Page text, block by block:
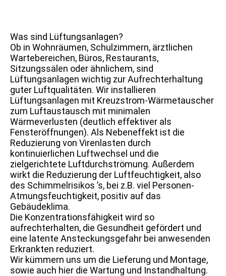
Was sind Lüftungsanlagen?
Ob in Wohnräumen, Schulzimmern, ärztlichen
Wartebereichen, Büros, Restaurants,
Sitzungssälen oder ähnlichem, sind
Lüftungsanlagen wichtig zur Aufrechterhaltung
guter Luftqualitäten. Wir installieren
Lüftungsanlagen mit Kreuzstrom-Wärmetauscher
zum Luftaustausch mit minimalen
Wärmeverlusten (deutlich effektiver als
Fensteröffnungen). Als Nebeneffekt ist die
Reduzierung von Virenlasten durch
kontinuierlichen Luftwechsel und die
zielgerichtete Luftdurchströmung. Außerdem
wirkt die Reduzierung der Luftfeuchtigkeit, also
des Schimmelrisikos ’s, bei z.B. viel Personen-
Atmungsfeuchtigkeit, positiv auf das
Gebäudeklima.
Die Konzentrationsfähigkeit wird so
aufrechterhalten, die Gesundheit gefördert und
eine latente Ansteckungsgefahr bei anwesenden
Erkrankten reduziert.
Wir kümmern uns um die Lieferung und Montage,
sowie auch hier die Wartung und Instandhaltung.